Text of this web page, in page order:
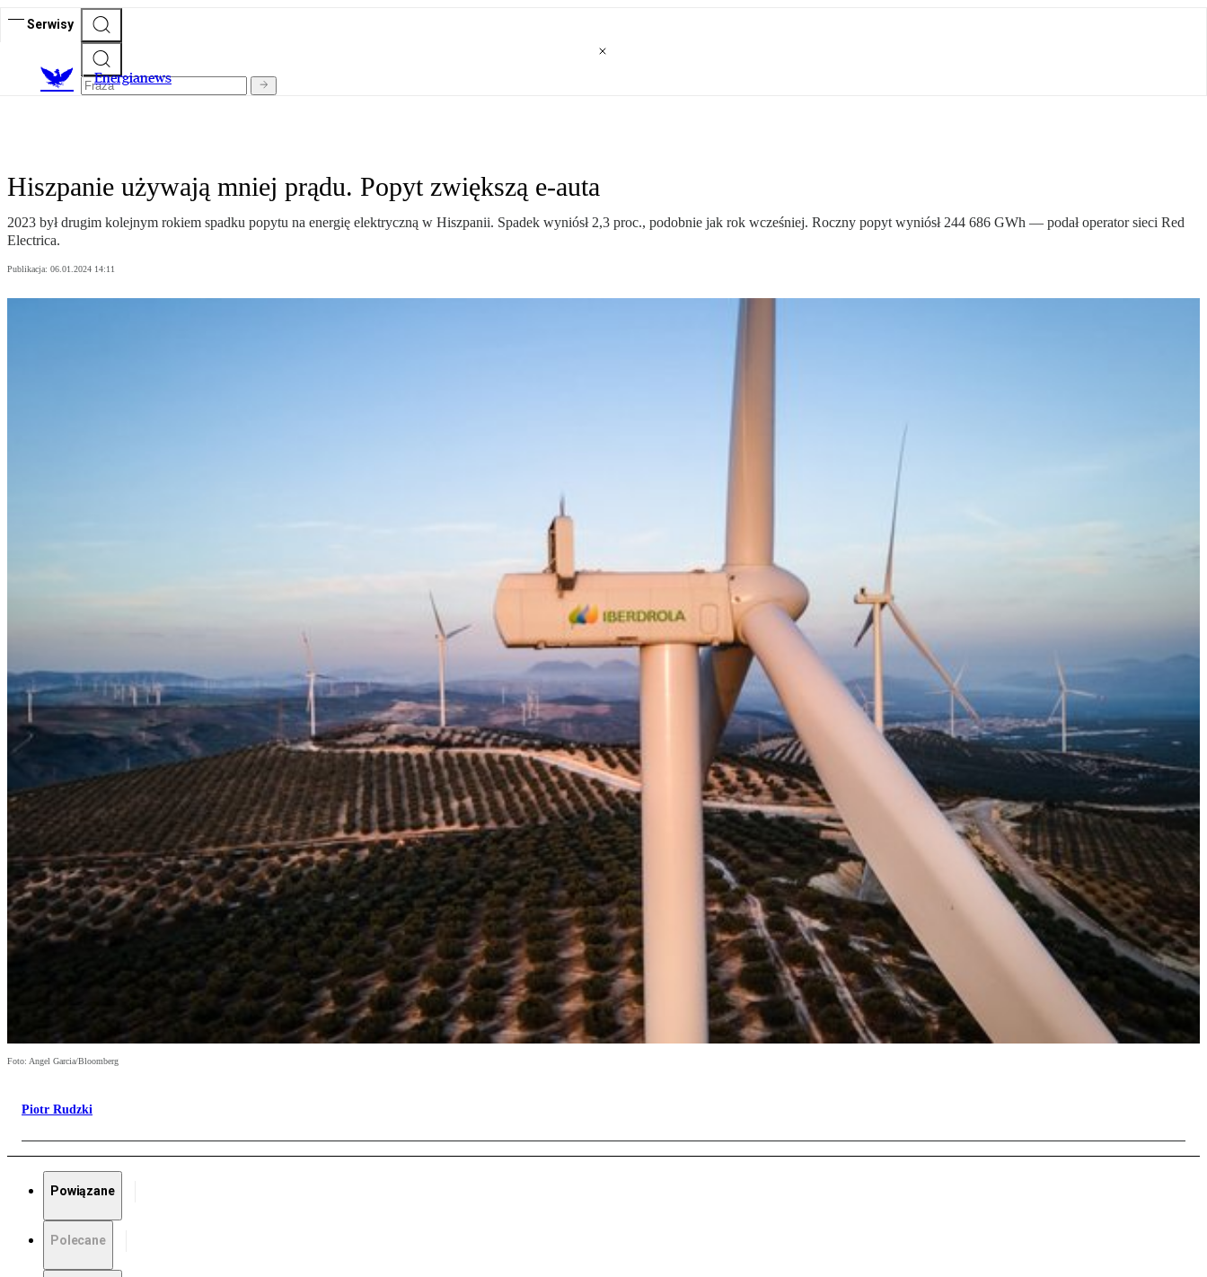
Serwisy
Energianews
Hiszpanie używają mniej prądu. Popyt zwiększą e-auta
2023 był drugim kolejnym rokiem spadku popytu na energię elektryczną w Hiszpanii. Spadek wyniósł 2,3 proc., podobnie jak rok wcześniej. Roczny popyt wyniósł 244 686 GWh — podał operator sieci Red
Electrica.
Publikacja: 06.01.2024 14:11
Foto: Angel Garcia/Bloomberg
Piotr Rudzki
Powiązane
Polecane